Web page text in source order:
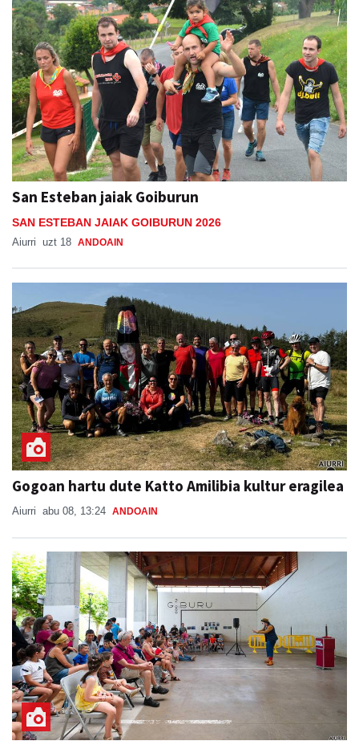
San Esteban jaiak Goiburun
SAN ESTEBAN JAIAK GOIBURUN 2026
Aiurri uzt 18 ANDOAIN
Gogoan hartu dute Katto Amilibia kultur eragilea
Aiurri abu 08, 13:24 ANDOAIN